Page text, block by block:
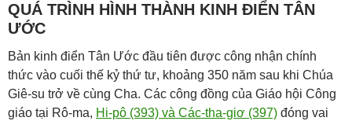
QUÁ TRÌNH HÌNH THÀNH KINH ĐIỂN TÂN
ƯỚC
Bản kinh điển Tân Ước đầu tiên được công nhận chính
thức vào cuối thế kỷ thứ tư, khoảng 350 năm sau khi Chúa
Giê-su trở về cùng Cha. Các công đồng của Giáo hội Công
giáo tại Rô-ma, Hi-pô (393) và Các-tha-giơ (397) đóng vai